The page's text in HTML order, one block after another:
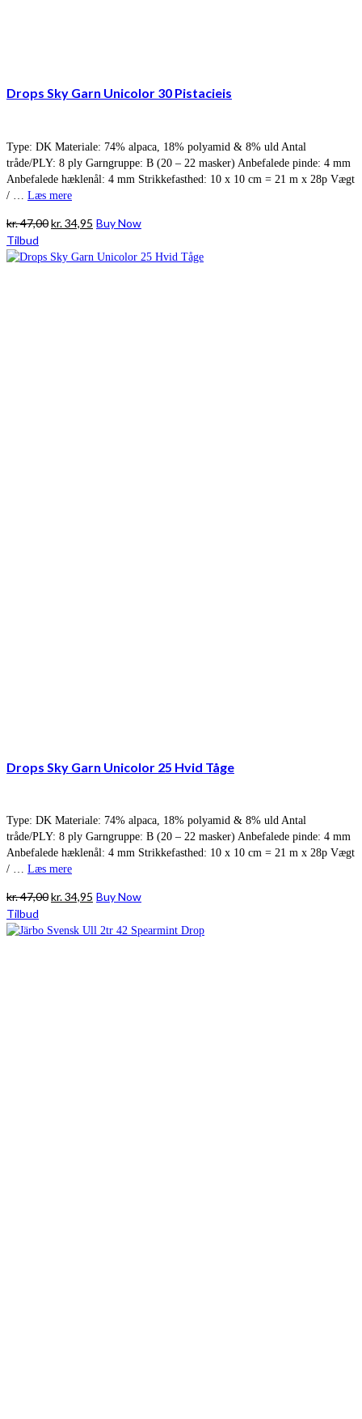
Drops Sky Garn Unicolor 30 Pistacieis
Type: DK Materiale: 74% alpaca, 18% polyamid & 8% uld Antal
tråde/PLY: 8 ply Garngruppe: B (20 – 22 masker) Anbefalede pinde: 4 mm
Anbefalede hæklenål: 4 mm Strikkefasthed: 10 x 10 cm = 21 m x 28p Vægt
/ … Læs mere
kr.47,00Den
pris
kr.34,95 Den
pris
Buy Now
Tilbud
Drops Sky Garn Unicolor 25 Hvid Tåge
Type: DK Materiale: 74% alpaca, 18% polyamid & 8% uld Antal
tråde/PLY: 8 ply Garngruppe: B (20 – 22 masker) Anbefalede pinde: 4 mm
Anbefalede hæklenål: 4 mm Strikkefasthed: 10 x 10 cm = 21 m x 28p Vægt
/ … Læs mere
kr.47,00Den
pris
kr.34,95 Den
pris
Buy Now
Tilbud